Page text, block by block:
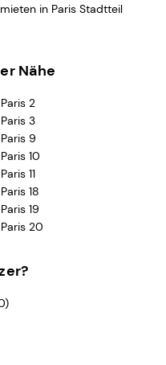
in Paris Stadtteil
Nähe
2
3
9
10
11
18
19
20